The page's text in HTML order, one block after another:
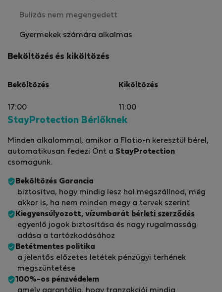
Bulizás nem megengedett
Gyermekek számára alkalmas
Beköltözés és kiköltözés
Beköltözés
17:00
Kiköltözés
11:00
StayProtection Bérlőknek
Minden alkalommal, amikor a Flatio-n keresztül bérel,
automatikusan fedezi Önt a StayProtection
csomagunk.
Beköltözés Garancia
biztosítva, hogy mindig lesz hol megszállnod, még
akkor is, ha nem minden megy a tervek szerint
Kiegyensúlyozott, vízumbarát bérleti szerződés
egyenlő jogok biztosítása és nagy rugalmasság
adása a tartózkodásához
Betétmentes politika
a jelentős előzetes letétek pénzügyi terhének
megszüntetése
100%-os pénzvédelem
amely garantálja, hogy tranzakciói mindig